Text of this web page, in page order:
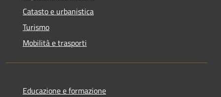
Catasto e urbanistica
Turismo
Mobilità e trasporti
Educazione e formazione